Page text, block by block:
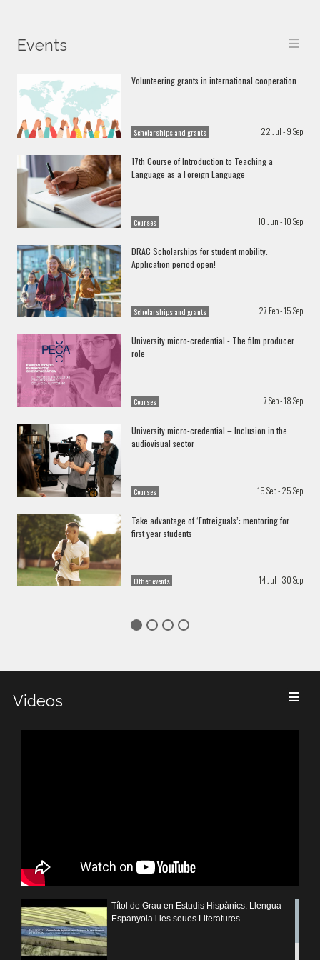
Events
Volunteering grants in international cooperation
Scholarships and grants 22 Jul - 9 Sep
17th Course of Introduction to Teaching a
Language as a Foreign Language
Courses 10 Jun - 10 Sep
DRAC Scholarships for student mobility.
Application period open!
Scholarships and grants 27 Feb - 15 Sep
University micro-credential - The film producer
role
Courses 7 Sep - 18 Sep
University micro-credential – Inclusion in the
audiovisual sector
Courses 15 Sep - 25 Sep
Take advantage of ‘Entreiguals’: mentoring for
first year students
Other events 14 Jul - 30 Sep
Videos
Títol de Grau en Estudis Hispànics: Llengua
Espanyola i les seues Literatures